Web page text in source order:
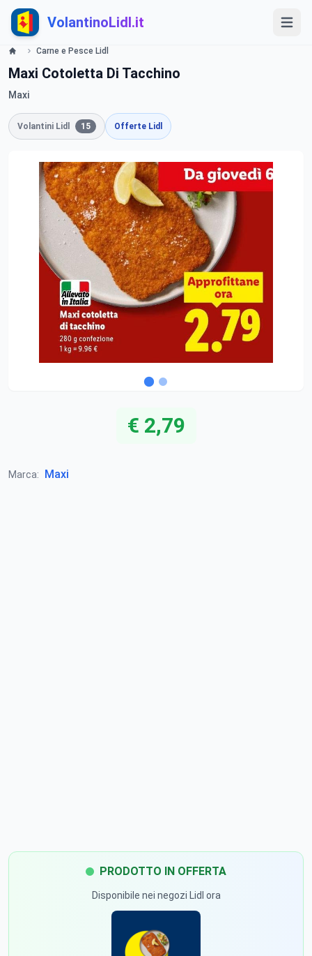
VolantinoLidl.it
Carne e Pesce Lidl
Maxi Cotoletta Di Tacchino
Maxi
Volantini Lidl 15 Offerte Lidl
€ 2,79
Marca: Maxi
PRODOTTO IN OFFERTA
Disponibile nei negozi Lidl ora